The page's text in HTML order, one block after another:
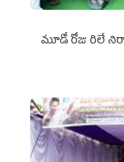
మూడో రోజు రిలే